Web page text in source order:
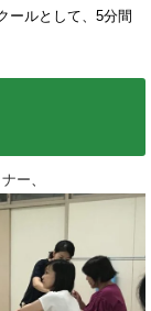
ールとして、5分間
ー、